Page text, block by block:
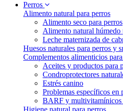
Perros
Alimento natural para perros
Alimento seco para perros
Alimento natural húmedo
Leche maternizada de
Huesos naturales para perros y
Complementos alimenticios
Aceites y productos para
Condroprotectores
Estrés canino
Problemas específicos en
BARF y multivitamínicos
Higiene natural para perros